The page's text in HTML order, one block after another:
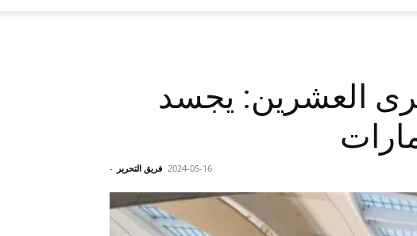
العشرين: يجسد
فريق التحرير - 2024-05-16